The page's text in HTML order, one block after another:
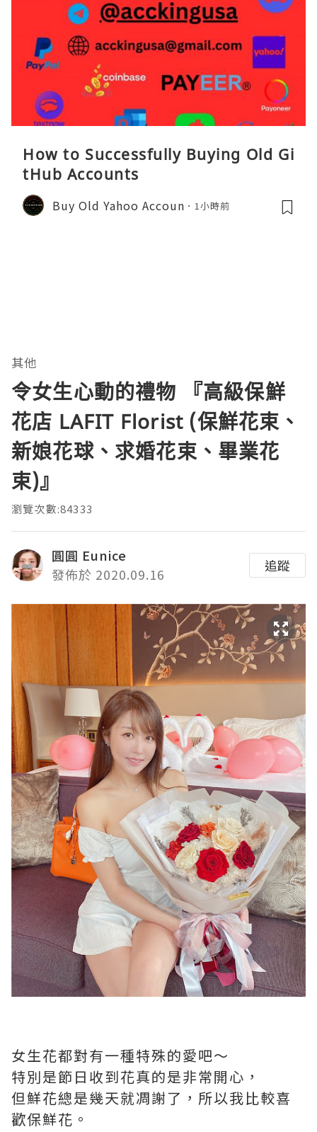
How to Successfully Buying Old Gi
tHub Accounts
Buy Old Yahoo Accoun 1小時前
其他
令女生心動的禮物 『高級保鮮
花店 LAFIT Florist (保鮮花束、
新娘花球、求婚花束、畢業花
束)』
瀏覽次數:84333
圓圓 Eunice
發佈於 2020.09.16
追蹤
女生花都對有一種特殊的愛吧～
特別是節日收到花真的是非常開心，
但鮮花總是幾天就凋謝了，所以我比較喜
歡保鮮花。